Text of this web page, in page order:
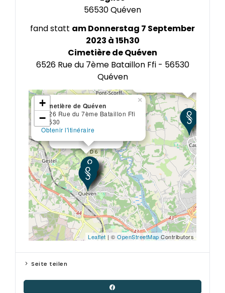
56530 Quéven
fand statt am Donnerstag 7 September
2023 à 15h30
Cimetière de Quéven
6526 Rue du 7ème Bataillon Ffi - 56530
Quéven
Résidence Anne de
1 Rue Jean Moulin
56530
×
Cimetière de Quéven
6526 Rue du 7ème Bataillon Ffi
56530
Obtenir l'itinéraire
×
+
−
Leaflet| © OpenStreetMap Contributors
Seite teilen